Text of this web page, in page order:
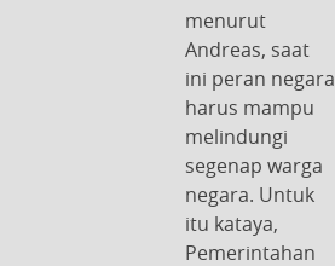
menurut
Andreas, saat
ini peran negara
harus mampu
melindungi
segenap warga
negara. Untuk
itu kataya,
Pemerintahan